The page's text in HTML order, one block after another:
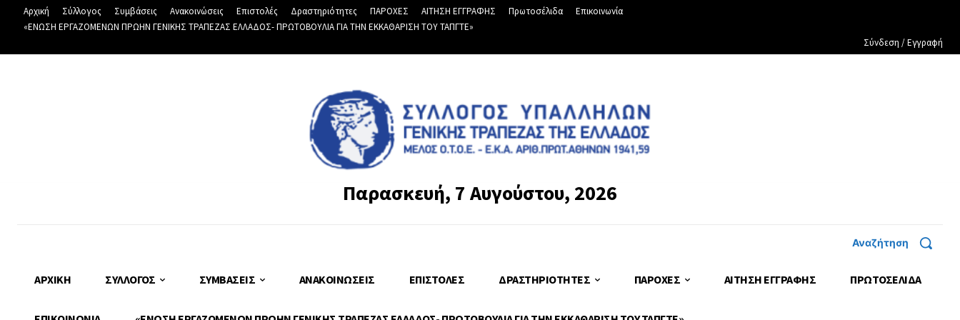
Αρχική Σύλλογος Συμβάσεις Ανακοινώσεις Επιστολές Δραστηριότητες ΠΑΡΟΧΕΣ ΑΙΤΗΣΗ ΕΓΓΡΑΦΗΣ Πρωτοσέλιδα
Επικοινωνία
«ΕΝΩΣΗ ΕΡΓΑΖΟΜΕΝΩΝ ΠΡΩΗΝ ΓΕΝΙΚΗΣ ΤΡΑΠΕΖΑΣ ΕΛΛΑΔΟΣ- ΠΡΩΤΟΒΟΥΛΙΑ ΓΙΑ ΤΗΝ ΕΚΚΑΘΑΡΙΣΗ ΤΟΥ ΤΑΠΓΤΕ»
Σύνδεση / Εγγραφή
Παρασκευή, 7 Αυγούστου, 2026
Αναζήτηση
ΑΡΧΙΚΉ ΣΎΛΛΟΓΟΣ ΣΥΜΒΆΣΕΙΣ ΑΝΑΚΟΙΝΏΣΕΙΣ ΕΠΙΣΤΟΛΈΣ ΔΡΑΣΤΗΡΙΌΤΗΤΕΣ ΠΑΡΟΧΕΣ ΑΙΤΗΣΗ ΕΓΓΡΑΦΗΣ ΠΡΩΤΟΣΈΛΙΔΑ